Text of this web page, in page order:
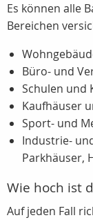
Es können alle
Bereichen
Büro- und
Schulen und
Kaufhäuser
Sport- und
Industrie-
Parkhäuser,
Wie hoch ist
Auf jeden Fall